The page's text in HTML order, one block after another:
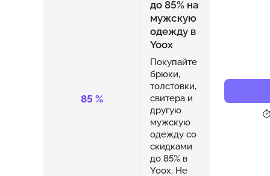
85 %
до 85% на
мужскую
одежду в
Yoox
Покупайте
брюки,
толстовки,
свитера и
другую
мужскую
одежду со
скидками
до 85% в
Yoox. Не